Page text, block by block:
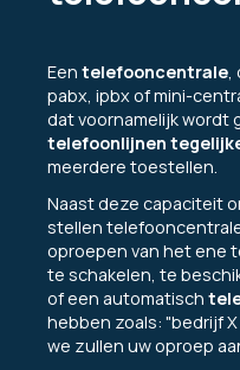
Een telefooncentrale
pabx, ipbx of mini-
dat voornamelijk wordt
telefoonlijnen
meerdere toestellen.
Naast deze capaciteit
stellen
oproepen van het ene
te schakelen, te
of een automatisch
hebben zoals: "bedrijf
we zullen uw oproep